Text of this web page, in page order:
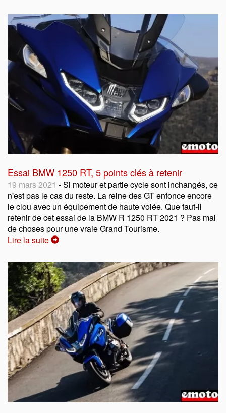
Essai BMW 1250 RT, 5 points clés à retenir
19 mars 2021 - Si moteur et partie cycle sont inchangés, ce
n'est pas le cas du reste. La reine des GT enfonce encore
le clou avec un équipement de haute volée. Que faut-il
retenir de cet essai de la BMW R 1250 RT 2021 ? Pas mal
de choses pour une vraie Grand Tourisme.
Lire la suite